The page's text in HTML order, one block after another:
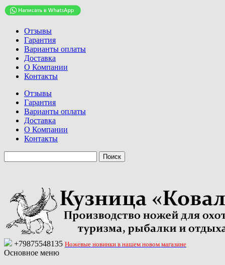
Отзывы
Гарантия
Варианты оплаты
Доставка
О Компании
Контакты
Отзывы
Гарантия
Варианты оплаты
Доставка
О Компании
Контакты
+79875548135 Ножевые новинки в нашем новом магазине
Основное меню